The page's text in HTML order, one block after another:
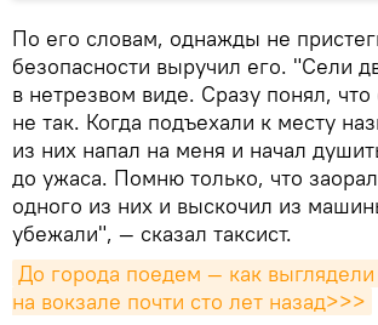
По его словам, однажды не
безопасности выручил его. "Сели
в нетрезвом виде. Сразу понял, что
не так. Когда подъехали к месту
из них напал на меня и начал
до ужаса. Помню только, что
одного из них и выскочил из
убежали", — сказал таксист.
До города поедем — как
на вокзале почти сто лет назад>>>